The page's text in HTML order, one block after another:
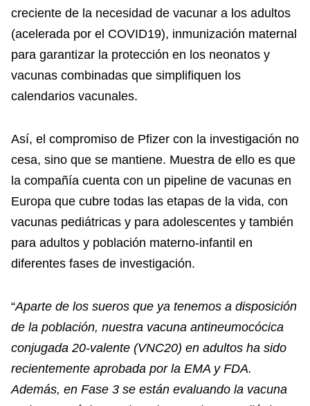
creciente de la necesidad de vacunar a los adultos
(acelerada por el COVID19), inmunización maternal
para garantizar la protección en los neonatos y
vacunas combinadas que simplifiquen los
calendarios vacunales.
Así, el compromiso de Pfizer con la investigación no
cesa, sino que se mantiene. Muestra de ello es que
la compañía cuenta con un pipeline de vacunas en
Europa que cubre todas las etapas de la vida, con
vacunas pediátricas y para adolescentes y también
para adultos y población materno-infantil en
diferentes fases de investigación.
“Aparte de los sueros que ya tenemos a disposición
de la población, nuestra vacuna antineumocócica
conjugada 20-valente (VNC20) en adultos ha sido
recientemente aprobada por la EMA y FDA.
Además, en Fase 3 se están evaluando la vacuna